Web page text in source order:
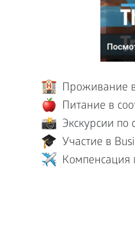
Проживание
Питание в
Экскурсии
Участие в
Компенсация